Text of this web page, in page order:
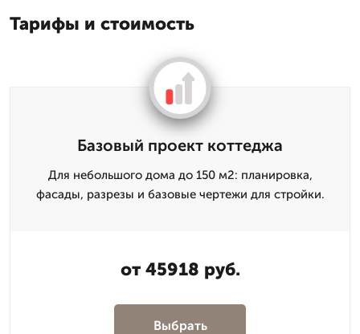
Тарифы и стоимость
Базовый проект коттеджа
Для небольшого дома до 150 м2: планировка,
фасады, разрезы и базовые чертежи для стройки.
от 45918 руб.
Выбрать